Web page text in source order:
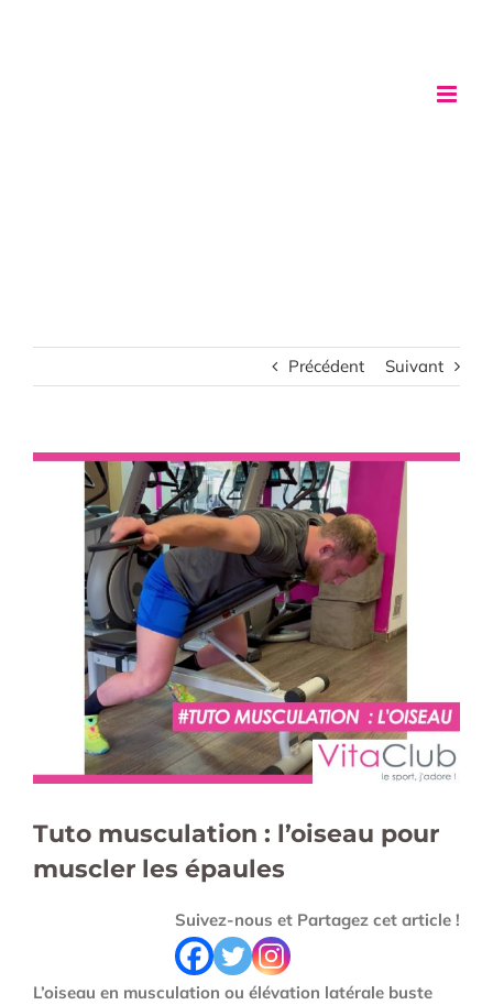
Précédent Suivant
Voir
l'image
agrandie
Tuto musculation : l’oiseau pour
muscler les épaules
Suivez-nous et Partagez cet article !
L’oiseau en musculation ou élévation latérale buste